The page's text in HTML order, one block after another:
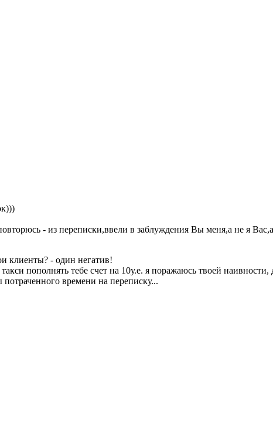
- из переписки,ввели в заблуждения Вы меня,а не я Вас,а
клиенты? - один негатив!
пополнять тебе счет на 10у.е. я поражаюсь твоей
времени на переписку...